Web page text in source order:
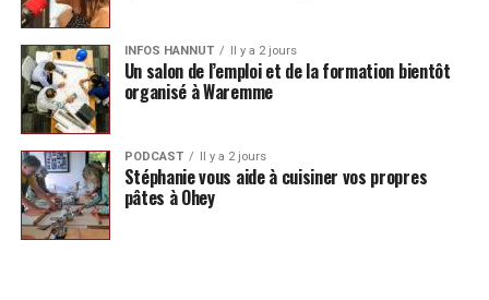
INFOS HANNUT Il y a 2 jours
Un salon de l’emploi et de la formation bientôt
organisé à Waremme
PODCAST Il y a 2 jours
Stéphanie vous aide à cuisiner vos propres
pâtes à Ohey